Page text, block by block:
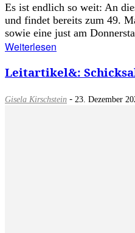
Es ist endlich so weit: An
und findet bereits zum 49.
sowie eine just am
Weiterlesen
Leitartikel&:
Gisela Kirschstein - 23. Dezember